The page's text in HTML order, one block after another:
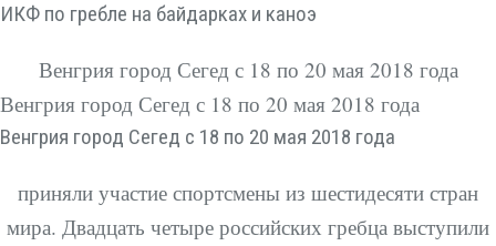
ИКФ по гребле на байдарках и каноэ
Венгрия город Сегед с 18 по 20 мая 2018 года
Венгрия город Сегед с 18 по 20 мая 2018 года
Венгрия город Сегед с 18 по 20 мая 2018 года
приняли участие спортсмены из шестидесяти стран
мира. Двадцать четыре российских гребца выступили